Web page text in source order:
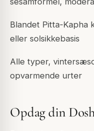
Blandet Pitta-Kapha
eller solsikkebasis
Alle typer,
opvarmende urter
Opdag din